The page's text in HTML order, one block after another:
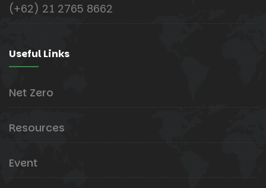
(+62) 21 2765 8662
Useful Links
Net Zero
Resources
Event